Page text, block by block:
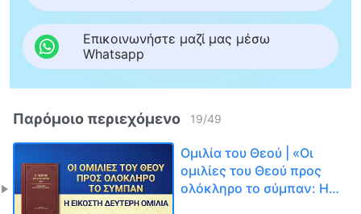
Επικοινωνήστε μαζί μας μέσω
Whatsapp
Παρόμοιο περιεχόμενο 19/49
Ομιλία του Θεού | «Οι
ομιλίες του Θεού προς
ολόκληρο το σύμπαν: Η